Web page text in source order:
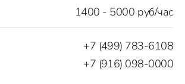
1400 - 5000 руб/час
+7 (499) 783-6108
+7 (916) 098-0000